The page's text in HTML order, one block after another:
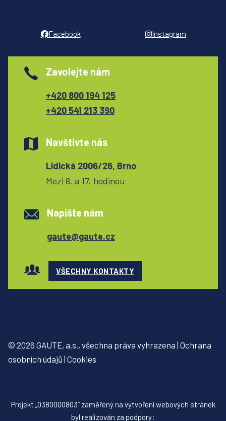
Facebook Instagram
Zavolejte nám
+420 800 194 125
+420 541 213 390
Navštivte nás
Lidická 2006/26, Brno
Mezi 8. a 17. hodinou
Napište nám
gaute@gaute.cz
VŠECHNY KONTAKTY
© 2026 GAUTE, a.s., všechna práva vyhrazena | Ochrana
osobních údajů | Cookies
Projekt „0380000803“ zaměřený na vytvoření webových stránek
byl realizován za podpory: